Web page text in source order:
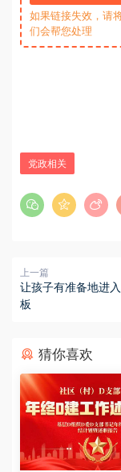
如果链接失效，请
们会帮您处理
党政相关
上一篇
让孩子有准备地进
板
猜你喜欢